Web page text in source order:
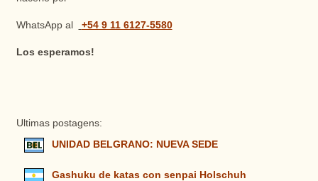
WhatsApp al +54 9 11 6127-5580
Los esperamos!
Ultimas postagens:
UNIDAD BELGRANO: NUEVA SEDE
Gashuku de katas con senpai Holschuh